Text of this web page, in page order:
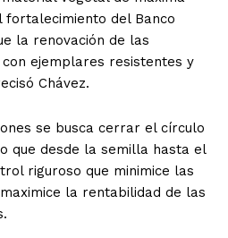
fortalecimiento del Banco
la renovación de las
ejemplares resistentes y
Chávez.
se busca cerrar el círculo
que desde la semilla hasta el
riguroso que minimice las
la rentabilidad de las